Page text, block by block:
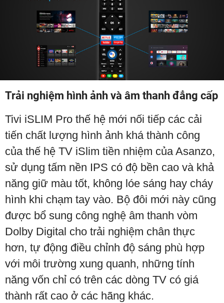
Trải nghiệm hình ảnh và âm thanh đẳng cấp
Tivi iSLIM Pro thế hệ mới nối tiếp các cải
tiến chất lượng hình ảnh khá thành công
của thế hệ TV iSlim tiền nhiệm của Asanzo,
sử dụng tấm nền IPS có độ bền cao và khả
năng giữ màu tốt, không lóe sáng hay cháy
hình khi chạm tay vào. Bộ đôi mới này cũng
được bổ sung công nghệ âm thanh vòm
Dolby Digital cho trải nghiệm chân thực
hơn, tự động điều chỉnh độ sáng phù hợp
với môi trường xung quanh, những tính
năng vốn chỉ có trên các dòng TV có giá
thành rất cao ở các hãng khác.